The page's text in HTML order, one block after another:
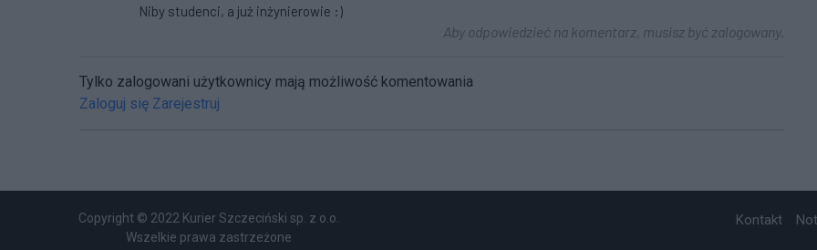
Niby studenci, a już inżynierowie :)
Aby odpowiedzieć na komentarz, musisz być zalogowany.
Tylko zalogowani użytkownicy mają możliwość komentowania
Zaloguj się Zarejestruj
Copyright © 2022 Kurier Szczeciński sp. z o.o.
Wszelkie prawa zastrzeżone
Kontakt